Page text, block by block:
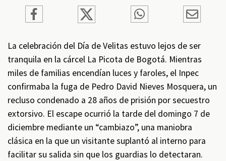
La celebración del Día de Velitas estuvo lejos de ser
tranquila en la cárcel La Picota de Bogotá. Mientras
miles de familias encendían luces y faroles, el Inpec
confirmaba la fuga de Pedro David Nieves Mosquera, un
recluso condenado a 28 años de prisión por secuestro
extorsivo. El escape ocurrió la tarde del domingo 7 de
diciembre mediante un “cambiazo”, una maniobra
clásica en la que un visitante suplantó al interno para
facilitar su salida sin que los guardias lo detectaran.